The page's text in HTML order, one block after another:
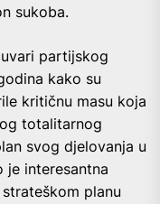
sukoba.
partijskog
kako su
kritičnu masu koja
totalitarnog
svog djelovanja u
interesantna
planu